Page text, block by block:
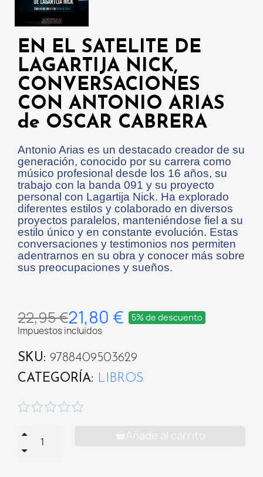
EN EL SATELITE DE
LAGARTIJA NICK,
CONVERSACIONES
CON ANTONIO ARIAS
de OSCAR CABRERA
Antonio Arias es un destacado creador de su
generación, conocido por su carrera como
músico profesional desde los 16 años, su
trabajo con la banda 091 y su proyecto
personal con Lagartija Nick. Ha explorado
diferentes estilos y colaborado en diversos
proyectos paralelos, manteniéndose fiel a su
estilo único y en constante evolución. Estas
conversaciones y testimonios nos permiten
adentrarnos en su obra y conocer más sobre
sus preocupaciones y sueños.
22,95 €21,80 € 5% de descuento
Impuestos incluidos
SKU
9788409503629
CATEGORÍA
LIBROS

Añade al carrito